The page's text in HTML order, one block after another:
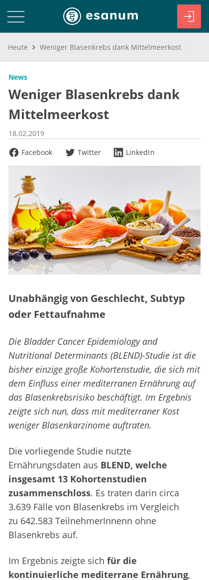
Heute Weniger Blasenkrebs dank Mittelmeerkost
News
Weniger Blasenkrebs dank
Mittelmeerkost
18.02.2019
Facebook
Twitter LinkedIn
Unabhängig von Geschlecht, Subtyp
oder Fettaufnahme
Die Bladder Cancer Epidemiology and
Nutritional Determinants (BLEND)-Studie ist die
bisher einzige große Kohortenstudie, die sich mit
dem Einfluss einer mediterranen Ernährung auf
das Blasenkrebsrisiko beschäftigt. Im Ergebnis
zeigte sich nun, dass mit mediterraner Kost
weniger Blasenkarzinome auftraten.
Die vorliegende Studie nutzte
Ernährungsdaten aus BLEND, welche
insgesamt 13 Kohortenstudien
zusammenschloss. Es traten darin circa
3.639 Fälle von Blasenkrebs im Vergleich
zu 642.583 TeilnehmerInnenn ohne
Blasenkrebs auf.
Im Ergebnis zeigte sich für die
kontinuierliche mediterrane Ernährung,